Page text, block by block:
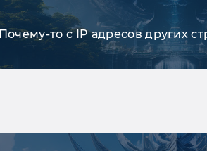
Почему-то с IP адресов других